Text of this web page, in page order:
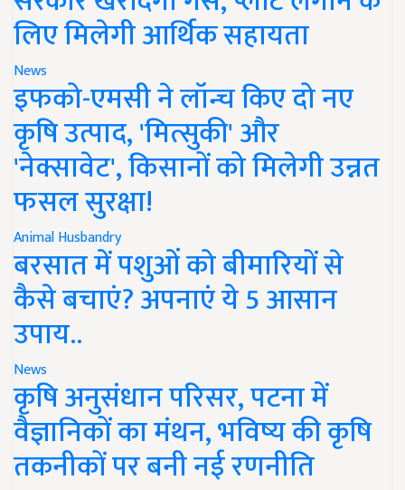
लिए मिलेगी आर्थिक सहायता
News
इफको-एमसी ने लॉन्च किए दो नए
कृषि उत्पाद, 'मित्सुकी' और
'नेक्सावेट', किसानों को मिलेगी उन्नत
फसल सुरक्षा!
Animal Husbandry
बरसात में पशुओं को बीमारियों से
कैसे बचाएं? अपनाएं ये 5 आसान
उपाय..
News
कृषि अनुसंधान परिसर, पटना में
वैज्ञानिकों का मंथन, भविष्य की कृषि
तकनीकों पर बनी नई रणनीति